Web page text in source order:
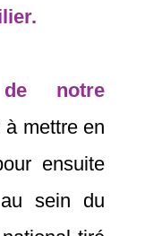
de notre
à mettre en
ensuite
sein du